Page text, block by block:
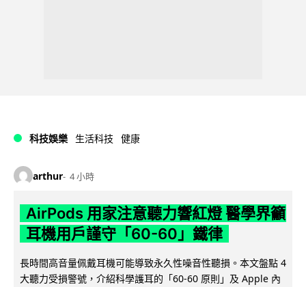
科技娛樂 生活科技 健康
arthur 4 小時
AirPods 用家注意聽力響紅燈 醫學界籲
耳機用戶謹守「60-60」鐵律
長時間高音量佩戴耳機可能導致永久性噪音性聽損。本文盤點 4
大聽力受損警號，介紹科學護耳的「60-60 原則」及 Apple 內